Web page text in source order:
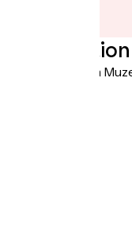
Localisation
40 avenue de la